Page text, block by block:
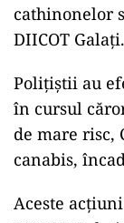
cathinonelor
DIICOT Galați.
Polițiștii au
în cursul
de mare risc,
canabis,
Aceste